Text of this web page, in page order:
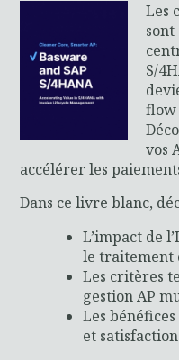
Les
S/
flow
vos
accélérer les
Dans ce livre blanc,
L’impact de
le traitement
Les critères
gestion AP
Les
et